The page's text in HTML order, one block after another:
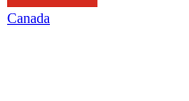
Canada